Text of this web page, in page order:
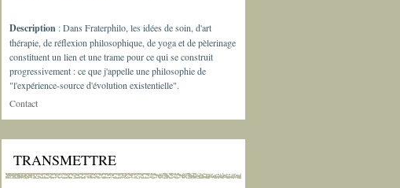
Description : Dans Fraterphilo, les idées de soin, d'art
thérapie, de réflexion philosophique, de yoga et de pèlerinage
constituent un lien et une trame pour ce qui se construit
progressivement : ce que j'appelle une philosophie de
"l'expérience-source d'évolution existentielle".
Contact
TRANSMETTRE